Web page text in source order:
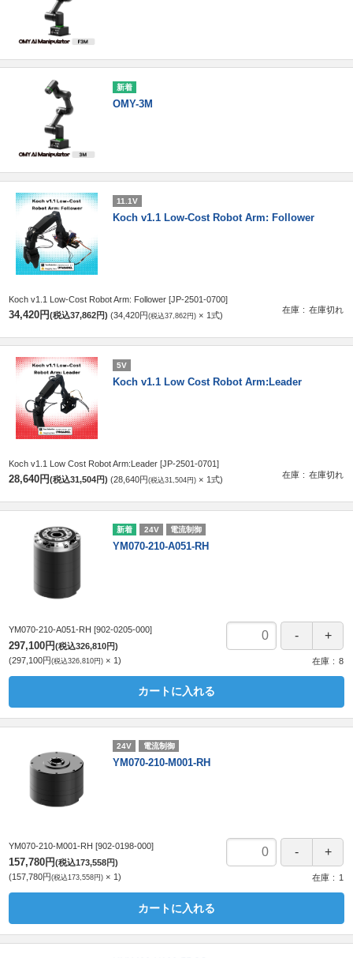
OMY-3M
11.1V
Koch v1.1 Low-Cost Robot Arm: Follower
Koch v1.1 Low-Cost Robot Arm: Follower [JP-2501-0700]
34,420円(税込37,862円) 34,420円(税込37,862円) 1式
在庫 在庫切れ
5V
Koch v1.1 Low Cost Robot Arm:Leader
Koch v1.1 Low Cost Robot Arm:Leader [JP-2501-0701]
28,640円(税込31,504円) 28,640円(税込31,504円) 1 式
在庫 在庫切れ
24V 電流制御
YM070-210-A051-RH
YM070-210-A051-RH [902-0205-000]
297,100円(税込326,810円)
297,100円(税込326,810円) 1 在庫 8
カートに入れる
24V 電流制御
YM070-210-M001-RH
YM070-210-M001-RH [902-0198-000]
157,780円(税込173,558円)
157,780円(税込173,558円) 1 在庫 1
カートに入れる